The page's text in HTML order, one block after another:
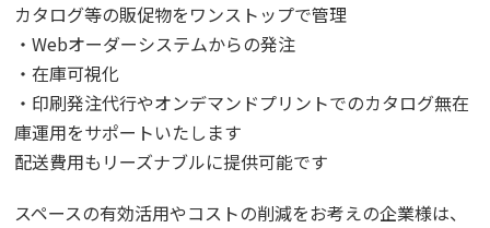
カタログ等の販促物をワンストップで管理
・Webオーダーシステムからの発注
・在庫可視化
・印刷発注代行やオンデマンドプリントでのカタログ無在
庫運用をサポートいたします
配送費用もリーズナブルに提供可能です
スペースの有効活用やコストの削減をお考えの企業様は、